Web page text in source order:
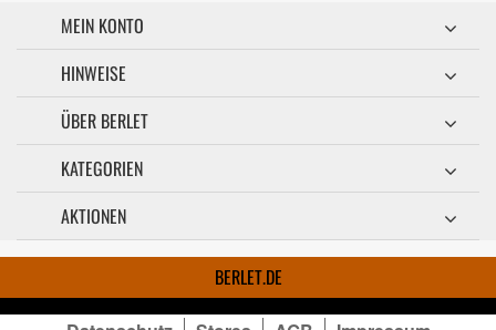
MEIN KONTO
HINWEISE
ÜBER BERLET
KATEGORIEN
AKTIONEN
BERLET.DE